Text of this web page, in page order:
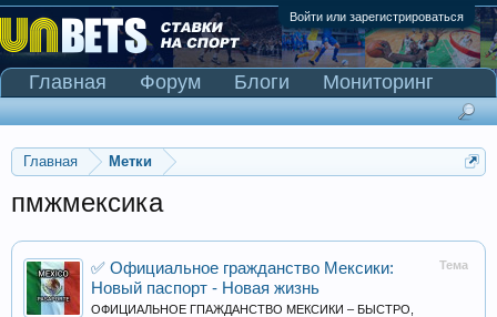
Войти или зарегистрироваться
Главная Метки
пмжмексика
Тема
✅ Официальное гражданство Мексики:
Новый паспорт - Новая жизнь
ОФИЦИАЛЬНОЕ ГПАЖДАНСТВО МЕКСИКИ – БЫСТРО,
Главная Форум Блоги
Мониторинг
Сканер Pinnacle